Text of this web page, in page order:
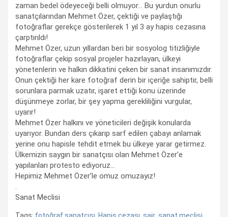
zaman bedel ödeyeceği belli olmuyor… Bu yurdun onurlu
sanatçılarından Mehmet Özer, çektiği ve paylaştığı
fotoğraflar gerekçe gösterilerek 1 yıl 3 ay hapis cezasına
çarptırıldı!
Mehmet Özer, uzun yıllardan beri bir sosyolog titizliğiyle
fotoğraflar çekip sosyal projeler hazırlayan, ülkeyi
yönetenlerin ve halkın dikkatini çeken bir sanat insanımızdır.
Onun çektiği her kare fotoğraf derin bir içeriğe sahiptir, belli
sorunlara parmak uzatır, işaret ettiği konu üzerinde
düşünmeye zorlar, bir şey yapma gerekliliğini vurgular,
uyarır!
Mehmet Özer halkını ve yöneticileri değişik konularda
uyarıyor. Bundan ders çıkarıp sarf edilen çabayı anlamak
yerine onu hapisle tehdit etmek bu ülkeye yarar getirmez.
Ülkemizin saygın bir sanatçısı olan Mehmet Özer’e
yapılanları protesto ediyoruz…
Hepimiz Mehmet Özer’le omuz omuzayız!
.
Sanat Meclisi